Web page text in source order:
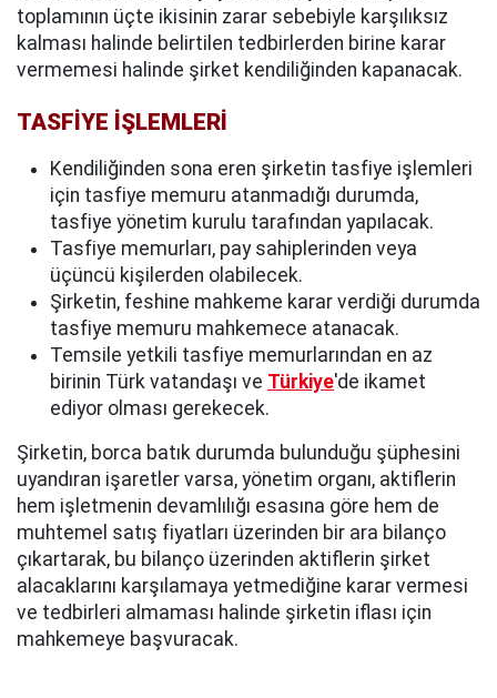
toplamının üçte ikisinin zarar sebebiyle karşılıksız
kalması halinde belirtilen tedbirlerden birine karar
vermemesi halinde şirket kendiliğinden kapanacak.
TASFİYE İŞLEMLERİ
Kendiliğinden sona eren şirketin tasfiye işlemleri
için tasfiye memuru atanmadığı durumda,
tasfiye yönetim kurulu tarafından yapılacak.
Tasfiye memurları, pay sahiplerinden veya
üçüncü kişilerden olabilecek.
Şirketin, feshine mahkeme karar verdiği durumda
tasfiye memuru mahkemece atanacak.
Temsile yetkili tasfiye memurlarından en az
birinin Türk vatandaşı ve Türkiye'de ikamet
ediyor olması gerekecek.
Şirketin, borca batık durumda bulunduğu şüphesini
uyandıran işaretler varsa, yönetim organı, aktiflerin
hem işletmenin devamlılığı esasına göre hem de
muhtemel satış fiyatları üzerinden bir ara bilanço
çıkartarak, bu bilanço üzerinden aktiflerin şirket
alacaklarını karşılamaya yetmediğine karar vermesi
ve tedbirleri almaması halinde şirketin iflası için
mahkemeye başvuracak.